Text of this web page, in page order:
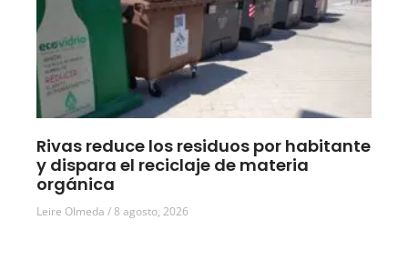
Rivas reduce los residuos por habitante
y dispara el reciclaje de materia
orgánica
Leire Olmeda 8 agosto, 2026